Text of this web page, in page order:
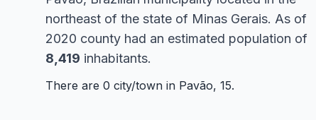
northeast of the state of Minas Gerais. As of
2020 county had an estimated population of
8,419 inhabitants.
There are 0 city/town in Pavão, 15.